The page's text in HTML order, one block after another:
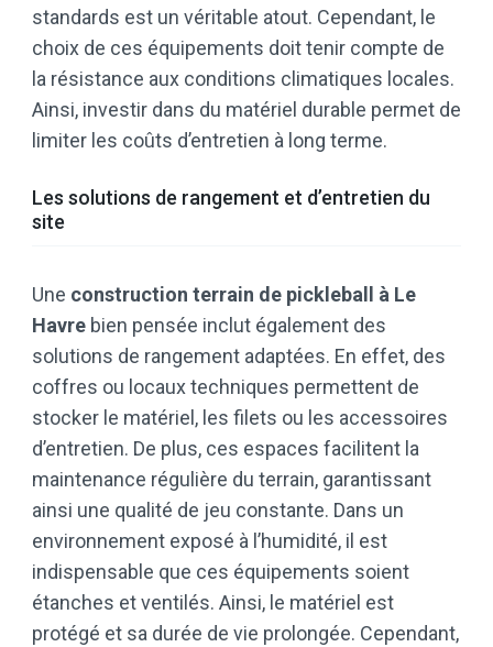
standards est un véritable atout. Cependant, le
choix de ces équipements doit tenir compte de
la résistance aux conditions climatiques locales.
Ainsi, investir dans du matériel durable permet de
limiter les coûts d’entretien à long terme.
Les solutions de rangement et d’entretien du
site
Une construction terrain de pickleball à Le
Havre bien pensée inclut également des
solutions de rangement adaptées. En effet, des
coffres ou locaux techniques permettent de
stocker le matériel, les filets ou les accessoires
d’entretien. De plus, ces espaces facilitent la
maintenance régulière du terrain, garantissant
ainsi une qualité de jeu constante. Dans un
environnement exposé à l’humidité, il est
indispensable que ces équipements soient
étanches et ventilés. Ainsi, le matériel est
protégé et sa durée de vie prolongée. Cependant,